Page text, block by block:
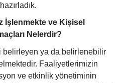
İşlenmekte ve Kişisel
Nelerdir?
belirleyen ya da belirlenebilir
Faaliyetlerimizin
ve etkinlik yönetiminin